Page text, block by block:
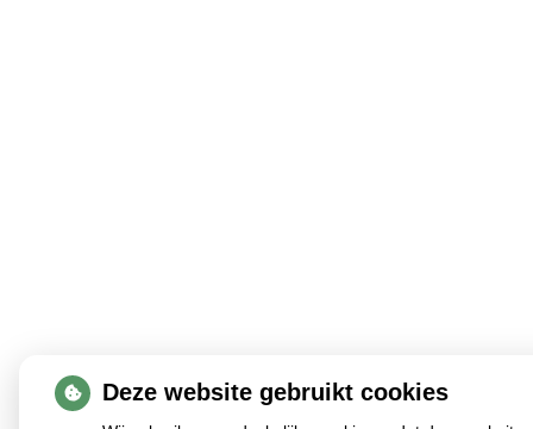
Deze website gebruikt cookies